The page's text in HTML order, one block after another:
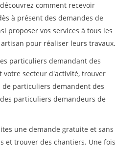
comment recevoir
à présent des demandes de
proposer vos services à tous les
pour réaliser leurs travaux.
particuliers demandant des
votre secteur d'activité, trouver
particuliers demandent des
particuliers demandeurs de
une demande gratuite et sans
et trouver des chantiers. Une fois